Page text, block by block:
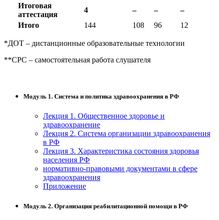
Итоговая
аттестация
4 – –
–
Итого
144 108 96 12
*ДОТ – дистанционные образовательные технологии
**СРС – самостоятельная работа слушателя
Модуль 1. Система и политика здравоохранения в РФ
Лекция 1. Общественное здоровье и
здравоохранение
Лекция 2. Система организации здравоохранения
в РФ
Лекция 3. Характеристика состояния здоровья
населения РФ
нормативно-правовыми документами в сфере
здравоохранения
Приложение
Модуль 2. Организация реабилитационной помощи в РФ